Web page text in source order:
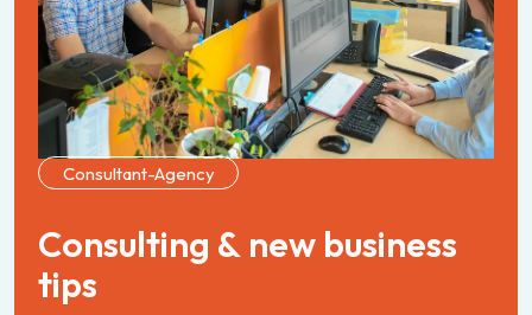
Consultant-Agency
Consulting & new business
tips